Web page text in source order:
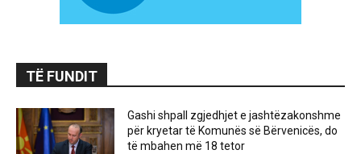
TË FUNDIT
Gashi shpall zgjedhjet e jashtëzakonshme
për kryetar të Komunës së Bërvenicës, do
të mbahen më 18 tetor